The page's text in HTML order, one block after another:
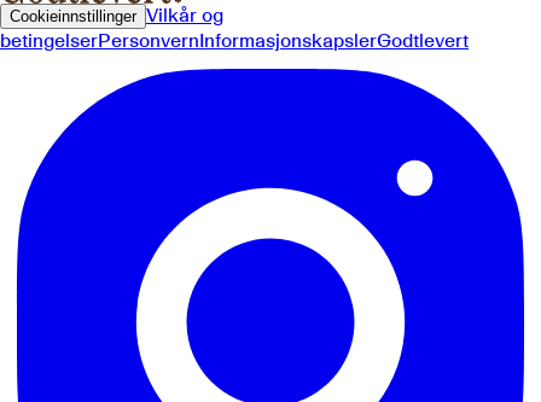
Cookieinnstillinger Vilkår og
betingelserPersonvernInformasjonskapslerGodtlevert